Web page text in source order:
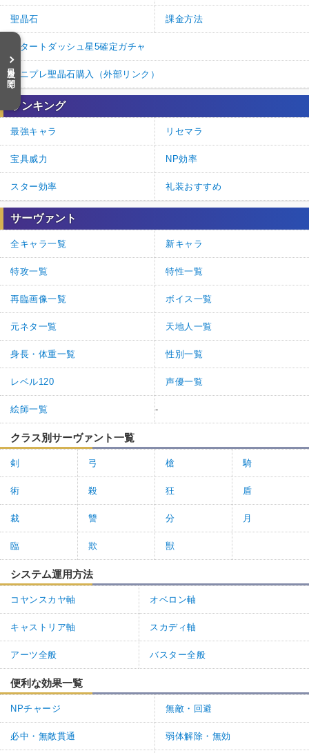
目次を開く
聖晶石 課金方法
スタートダッシュ星5確定ガチャ
アニプレ聖晶石購入（外部リンク）
ランキング
最強キャラ リセマラ
宝具威力 NP効率
スター効率 礼装おすすめ
サーヴァント
全キャラ一覧 新キャラ
特攻一覧 特性一覧
再臨画像一覧 ボイス一覧
元ネタ一覧 天地人一覧
身長・体重一覧 性別一覧
レベル120 声優一覧
絵師一覧 -
クラス別サーヴァント一覧
剣 弓 槍 騎
術 殺 狂 盾
裁 讐 分 月
臨 欺 獣
システム運用方法
コヤンスカヤ軸 オベロン軸
キャストリア軸 スカディ軸
アーツ全般 バスター全般
便利な効果一覧
NPチャージ 無敵・回避
必中・無敵貫通 弱体解除・無効